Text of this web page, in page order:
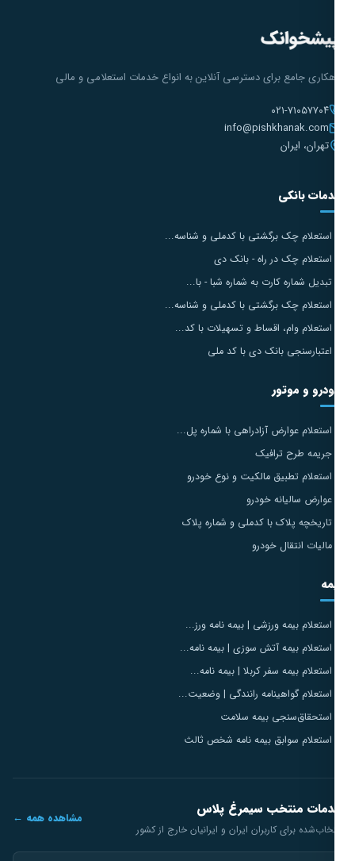
جامع برای دسترسی آنلاین به انواع خدمات استعلامی و مالی
۰۲۱-۷۱۰۵۷۷۰۴
info@pishkhanak.com
تهران، ایران
بانکی
استعلام چک برگشتی با کدملی و شناسه...
استعلام چک در راه - بانک دی
تبدیل شماره کارت به شماره شبا - با...
استعلام چک برگشتی با کدملی و شناسه...
استعلام وام، اقساط و تسهیلات با کد...
اعتبارسنجی بانک دی با کد ملی
و موتور
استعلام عوارض آزادراهی با شماره پل...
جریمه طرح ترافیک
استعلام تطبیق مالکیت و نوع خودرو
عوارض سالیانه خودرو
تاریخچه پلاک با کدملی و شماره پلاک
مالیات انتقال خودرو
استعلام بیمه ورزشی | بیمه نامه ورز...
استعلام بیمه آتش سوزی | بیمه نامه...
استعلام بیمه سفر کربلا | بیمه نامه...
استعلام گواهینامه رانندگی | وضعیت...
استحقاق‌سنجی بیمه سلامت
استعلام سوابق بیمه نامه شخص ثالث
منتخب سیمرغ پلاس
برای کاربران ایران و ایرانیان خارج از کشور
مشاهده همه ←